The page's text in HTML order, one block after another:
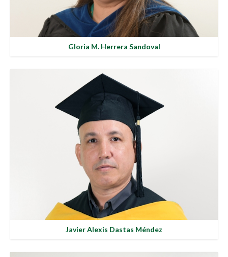
Gloria M. Herrera Sandoval
Javier Alexis Dastas Méndez